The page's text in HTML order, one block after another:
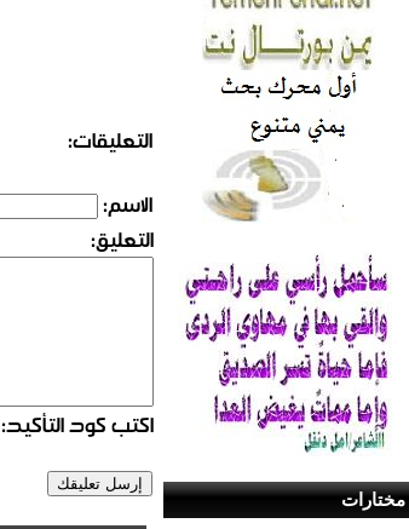
مختارات
التعليقات:
الاسم:
التعليق:
اكتب كود التأكيد: